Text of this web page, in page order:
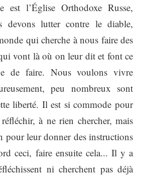
est l’Église Orthodoxe Russe,
devons lutter contre le diable,
qui cherche à nous faire des
vont là où on leur dit et font ce
de faire. Nous voulons vivre
peu nombreux sont
liberté. Il est si commode pour
à ne rien chercher, mais
pour leur donner des instructions
ceci, faire ensuite cela... Il y a
ni cherchent pas déjà